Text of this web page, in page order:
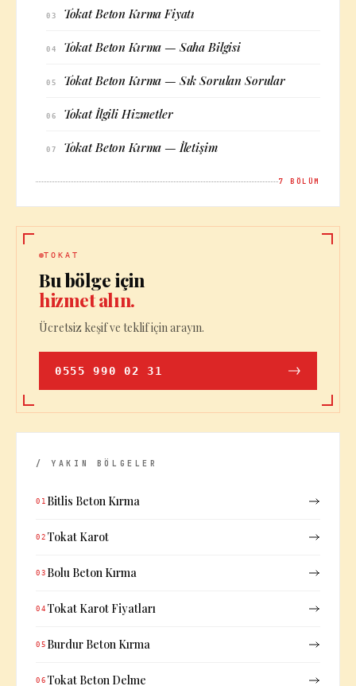
03 Tokat Beton Kırma Fiyatı
04 Tokat Beton Kırma — Saha Bilgisi
05 Tokat Beton Kırma — Sık Sorulan Sorular
06 Tokat İlgili Hizmetler
07 Tokat Beton Kırma — İletişim
7 BÖLÜM
TOKAT
Bu bölge için
hizmet alın.
Ücretsiz keşif ve teklif için arayın.
0555 990 02 31
/ YAKIN BÖLGELER
01 Bitlis Beton Kırma
02 Tokat Karot
03 Bolu Beton Kırma
04 Tokat Karot Fiyatları
05 Burdur Beton Kırma
06 Tokat Beton Delme